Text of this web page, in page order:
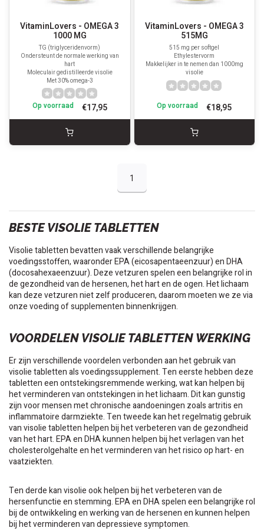
VitaminLovers - OMEGA 3
1000 MG
TG (triglyceridenvorm)
Ondersteunt de normale werking van
hart
Moleculair gedistilleerde visolie
Met 30% omega-3
€17,95
Op voorraad
VitaminLovers - OMEGA 3
515MG
515 mg per softgel
Ethylestervorm
Makkelijker in te nemen dan 1000mg
visolie
€18,95
Op voorraad
1
BESTE VISOLIE TABLETTEN
Visolie tabletten bevatten vaak verschillende belangrijke
voedingsstoffen, waaronder EPA (eicosapentaeenzuur) en DHA
(docosahexaeenzuur). Deze vetzuren spelen een belangrijke rol in
de gezondheid van de hersenen, het hart en de ogen. Het lichaam
kan deze vetzuren niet zelf produceren, daarom moeten we ze via
onze voeding of supplementen binnenkrijgen.
VOORDELEN VISOLIE TABLETTEN WERKING
Er zijn verschillende voordelen verbonden aan het gebruik van
visolie tabletten als voedingssupplement. Ten eerste hebben deze
tabletten een ontstekingsremmende werking, wat kan helpen bij
het verminderen van ontstekingen in het lichaam. Dit kan gunstig
zijn voor mensen met chronische aandoeningen zoals artritis en
inflammatoire darmziekte. Ten tweede kan het regelmatig gebruik
van visolie tabletten helpen bij het verbeteren van de gezondheid
van het hart. EPA en DHA kunnen helpen bij het verlagen van het
cholesterolgehalte en het verminderen van het risico op hart- en
vaatziekten.
Ten derde kan visolie ook helpen bij het verbeteren van de
hersenfunctie en stemming. EPA en DHA spelen een belangrijke rol
bij de ontwikkeling en werking van de hersenen en kunnen helpen
bij het verminderen van depressieve symptomen.